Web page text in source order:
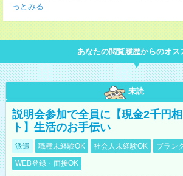
っとみる
あなたの閲覧履歴からのオス
未読
説明会参加で全員に【現金2千円
ト】生活のお手伝い
派遣 職種未経験OK 社会人未経験OK
ブラン
WEB登録・面接OK